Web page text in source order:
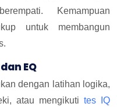
Kemampuan
untuk membangun
EQ
dengan latihan logika,
atau mengikuti tes IQ